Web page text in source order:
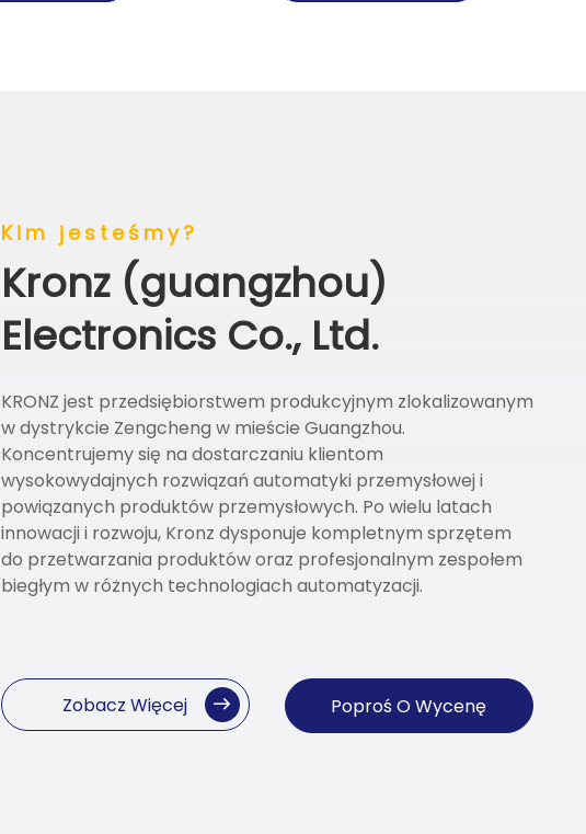
Kim jesteśmy?
Kronz (guangzhou)
Electronics Co., Ltd.
KRONZ jest przedsiębiorstwem produkcyjnym zlokalizowanym
w dystrykcie Zengcheng w mieście Guangzhou.
Koncentrujemy się na dostarczaniu klientom
wysokowydajnych rozwiązań automatyki przemysłowej i
powiązanych produktów przemysłowych. Po wielu latach
innowacji i rozwoju, Kronz dysponuje kompletnym sprzętem
do przetwarzania produktów oraz profesjonalnym zespołem
biegłym w różnych technologiach automatyzacji.
Zobacz Więcej Poproś O Wycenę